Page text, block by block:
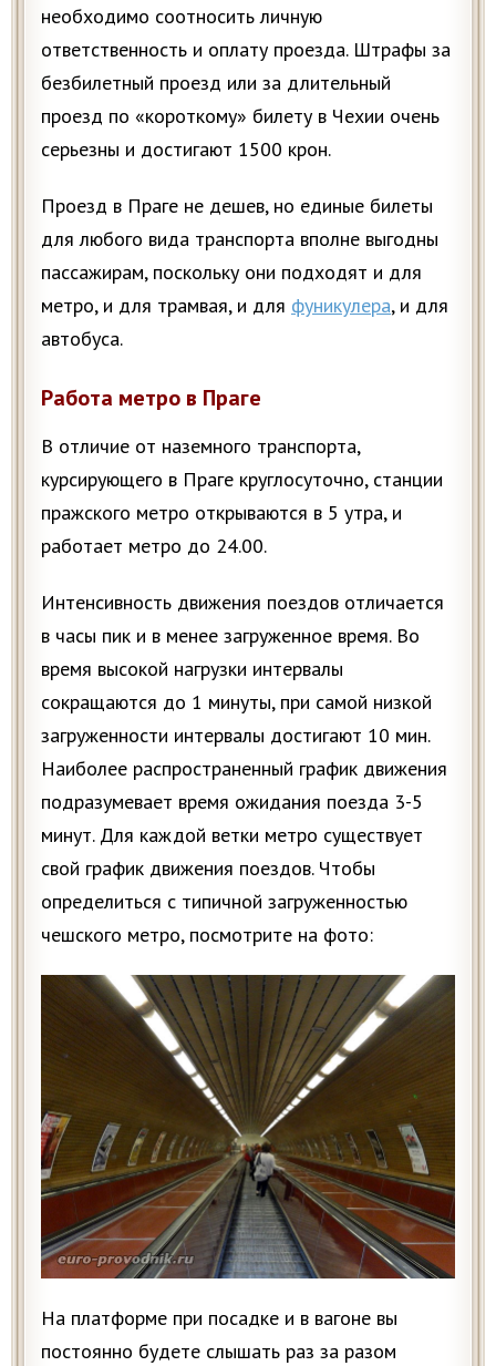
необходимо соотносить личную
ответственность и оплату проезда. Штрафы за
безбилетный проезд или за длительный
проезд по «короткому» билету в Чехии очень
серьезны и достигают 1500 крон.
Проезд в Праге не дешев, но единые билеты
для любого вида транспорта вполне выгодны
пассажирам, поскольку они подходят и для
метро, и для трамвая, и для фуникулера, и для
автобуса.
Работа метро в Праге
В отличие от наземного транспорта,
курсирующего в Праге круглосуточно, станции
пражского метро открываются в 5 утра, и
работает метро до 24.00.
Интенсивность движения поездов отличается
в часы пик и в менее загруженное время. Во
время высокой нагрузки интервалы
сокращаются до 1 минуты, при самой низкой
загруженности интервалы достигают 10 мин.
Наиболее распространенный график движения
подразумевает время ожидания поезда 3-5
минут. Для каждой ветки метро существует
свой график движения поездов. Чтобы
определиться с типичной загруженностью
чешского метро, посмотрите на фото:
На платформе при посадке и в вагоне вы
постоянно будете слышать раз за разом